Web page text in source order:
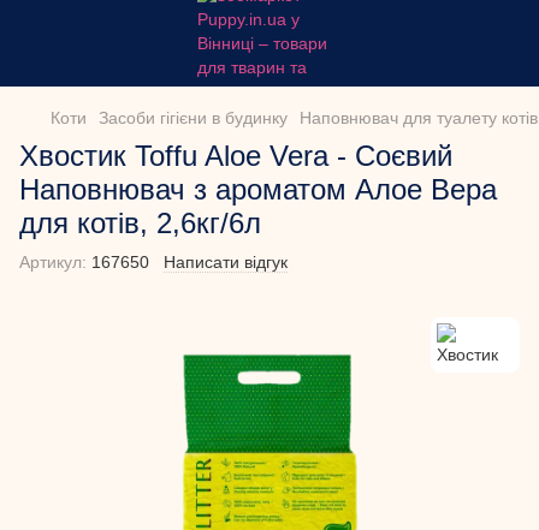
Коти Засоби гігієни в будинку Наповнювач для туалету котів
Хвостик Toffu Aloe Vera - Соєвий
Наповнювач з ароматом Алое Вера
для котів, 2,6кг/6л
Артикул: 167650 Написати відгук